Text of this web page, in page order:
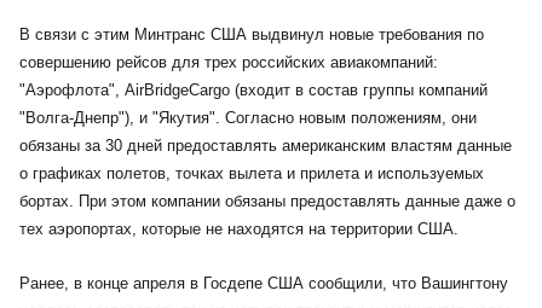
В связи с этим Минтранс США выдвинул новые требования по
совершению рейсов для трех российских авиакомпаний:
"Аэрофлота", AirBridgeCargo (входит в состав группы компаний
"Волга-Днепр"), и "Якутия". Согласно новым положениям, они
обязаны за 30 дней предоставлять американским властям данные
о графиках полетов, точках вылета и прилета и используемых
бортах. При этом компании обязаны предоставлять данные даже о
тех аэропортах, которые не находятся на территории США.
Ранее, в конце апреля в Госдепе США сообщили, что Вашингтону